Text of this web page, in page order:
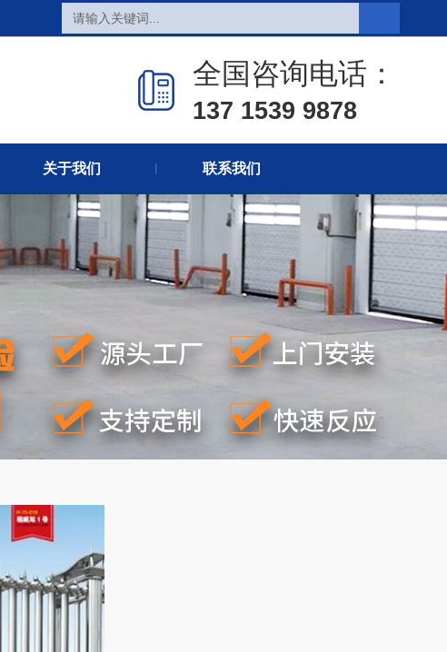
热销产品
联系方式 在线留言
全国咨询电话：
137 1539 9878
关于我们 联系我们